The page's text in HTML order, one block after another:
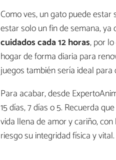
Como ves, un gato puede
estar solo un fin de semana,
cuidados cada 12 horas, por
hogar de forma diaria para
juegos también sería ideal
Para acabar, desde
15 días, 7 días o 5. Recuerda
vida llena de amor y cariño,
riesgo su integridad física y vital.